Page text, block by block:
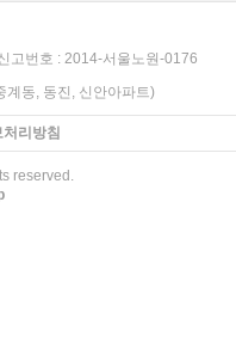
고번호 : 2014-서울노원-0176
동, 동진, 신안아파트)
처리방침
reserved.